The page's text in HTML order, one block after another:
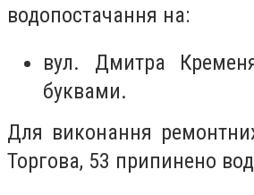
водопостачання на:
вул. Дмитра
буквами.
Для виконання
Торгова, 53 припинено